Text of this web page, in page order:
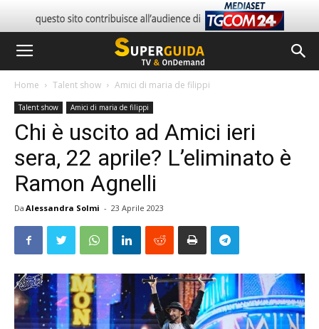
Home Talent show Amici di maria de filippi
Talent show Amici di maria de filippi
Chi è uscito ad Amici ieri
sera, 22 aprile? L’eliminato è
Ramon Agnelli
Da Alessandra Solmi - 23 Aprile 2023